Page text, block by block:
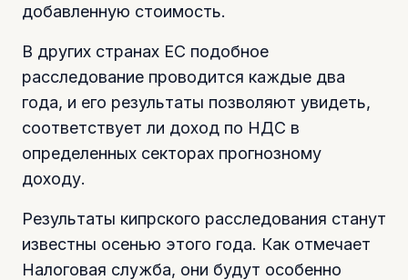
добавленную стоимость.
В других странах ЕС подобное
расследование проводится каждые два
года, и его результаты позволяют увидеть,
соответствует ли доход по НДС в
определенных секторах прогнозному
доходу.
Результаты кипрского расследования станут
известны осенью этого года. Как отмечает
Налоговая служба, они будут особенно